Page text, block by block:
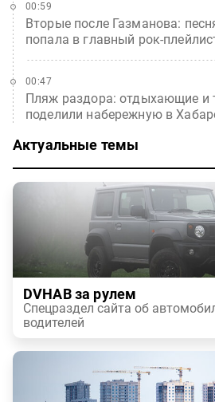
Вторые после Газманова:
попала в главный рок-
00:59
Пляж раздора: отдыхающие и
поделили набережную в
00:47
Актуальные темы
DVHAB за рулем
Спецраздел сайта об
водителей